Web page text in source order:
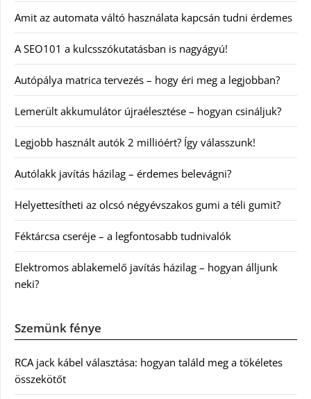
Amit az automata váltó használata kapcsán tudni érdemes
A SEO101 a kulcsszókutatásban is nagyágyú!
Autópálya matrica tervezés – hogy éri meg a legjobban?
Lemerült akkumulátor újraélesztése – hogyan csináljuk?
Legjobb használt autók 2 millióért? Így válasszunk!
Autólakk javítás házilag – érdemes belevágni?
Helyettesítheti az olcsó négyévszakos gumi a téli gumit?
Féktárcsa cseréje – a legfontosabb tudnivalók
Elektromos ablakemelő javítás házilag – hogyan álljunk
neki?
Szemünk fénye
RCA jack kábel választása: hogyan találd meg a tökéletes
összekötőt